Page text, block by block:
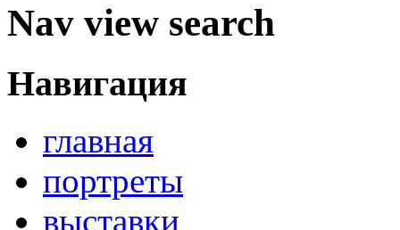
Nav view search
Навигация
главная
портреты
выставки